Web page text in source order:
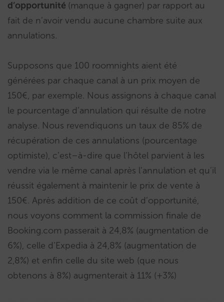
d’opportunité (manque à gagner) par rapport au
fait de n’avoir vendu aucune chambre suite aux
annulations.
Supposons que 100 roomnights aient été
générées par chaque canal à un prix moyen de
150€, par exemple. Nous assignons à chaque canal
le pourcentage d’annulation qui résulte de notre
analyse. Nous revendiquons un taux de 85% de
récupération de ces annulations (pourcentage
optimiste), c’est–à-dire que l’hôtel parvient à les
vendre via le même canal après l’annulation et qu’il
réussit également à maintenir le prix de vente à
150€. Après addition de ce coût d’opportunité,
nous voyons comment la commission finale de
Booking.com passerait à 24,8% (augmentation de
6%), celle d’Expedia à 24,8% (augmentation de
2,8%) et enfin celle du site web (que nous
obtenons à 8%) augmenterait à 11% (+3%)